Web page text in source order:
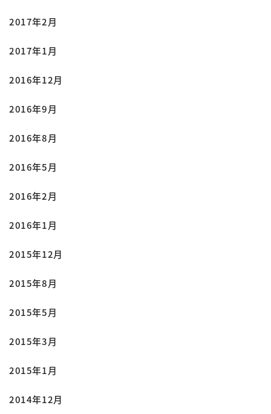
2017年2月
2017年1月
2016年12月
2016年9月
2016年8月
2016年5月
2016年2月
2016年1月
2015年12月
2015年8月
2015年5月
2015年3月
2015年1月
2014年12月